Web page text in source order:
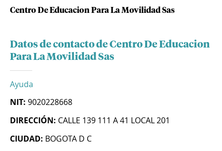
Centro De Educacion Para La Movilidad Sas
Datos de contacto de Centro De Educacion
Para La Movilidad Sas
Ayuda
NIT: 9020228668
DIRECCIÓN: CALLE 139 111 A 41 LOCAL 201
CIUDAD: BOGOTA D C